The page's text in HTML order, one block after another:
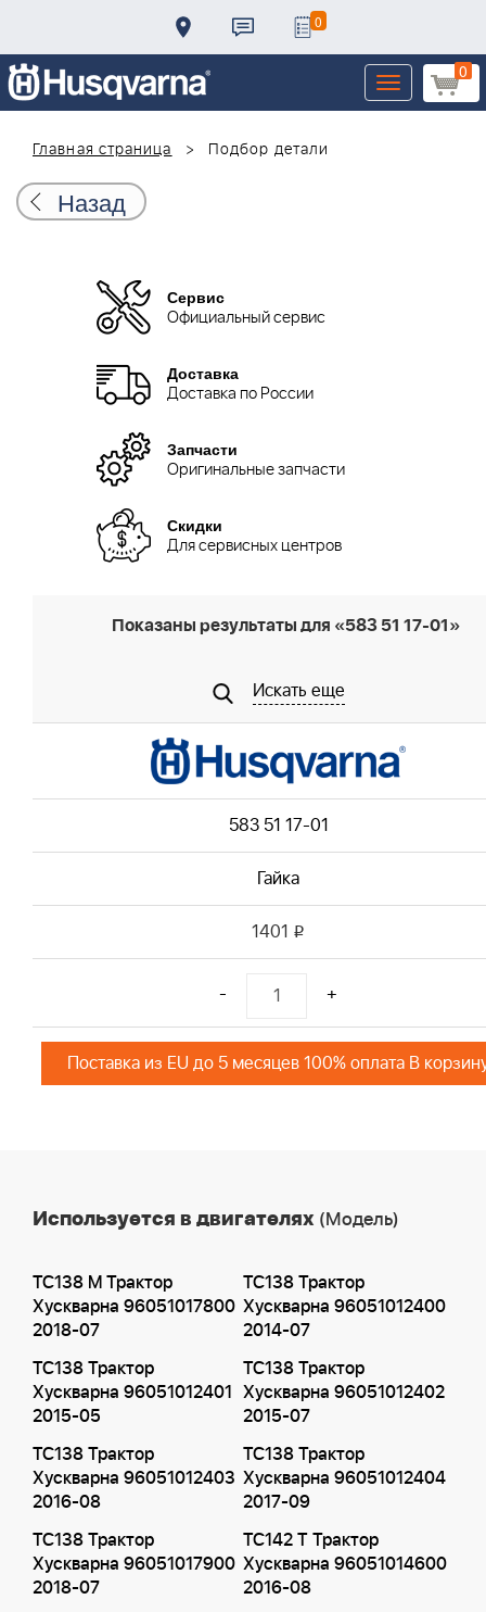
0
0
Toggle
navigation
Главная страница
Подбор детали
Назад
Сервис
Официальный сервис
Доставка
Доставка по России
Запчасти
Оригинальные запчасти
Скидки
Для сервисных центров
Показаны результаты для «583 51 17-01»
Искать еще
583 51 17-01
Гайка
1401 i
- +
Поставка из EU до 5 месяцев 100% оплата В
Используется в двигателях (Модель)
TC138 M Трактор
Хускварна 96051017800
2018-07
TC138 Трактор
Хускварна 96051012400
2014-07
TC138 Трактор
Хускварна 96051012401
2015-05
TC138 Трактор
Хускварна 96051012402
2015-07
TC138 Трактор
Хускварна 96051012403
2016-08
TC138 Трактор
Хускварна 96051012404
2017-09
TC138 Трактор
Хускварна 96051017900
2018-07
TC142 T Трактор
Хускварна 96051014600
2016-08